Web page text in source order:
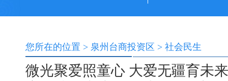
您所在的位置 > 泉州台商投资区 > 社会民生
微光聚爱照童心 大爱无疆育未来